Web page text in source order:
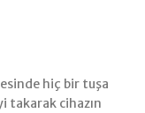
hiç bir tuşa
takarak cihazın